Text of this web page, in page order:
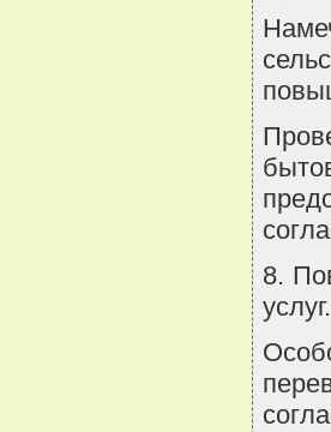
8.
услуг.